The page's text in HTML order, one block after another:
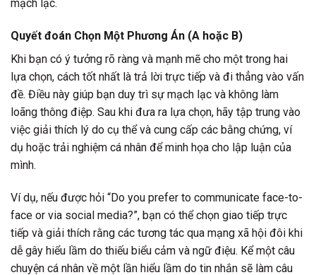
mạch lạc.
Quyết đoán Chọn Một Phương Án (A hoặc B)
Khi bạn có ý tưởng rõ ràng và mạnh mẽ cho một trong hai
lựa chọn, cách tốt nhất là trả lời trực tiếp và đi thẳng vào vấn
đề. Điều này giúp bạn duy trì sự mạch lạc và không làm
loãng thông điệp. Sau khi đưa ra lựa chọn, hãy tập trung vào
việc giải thích lý do cụ thể và cung cấp các bằng chứng, ví
dụ hoặc trải nghiệm cá nhân để minh họa cho lập luận của
mình.
Ví dụ, nếu được hỏi “Do you prefer to communicate face-to-
face or via social media?”, bạn có thể chọn giao tiếp trực
tiếp và giải thích rằng các tương tác qua mạng xã hội đôi khi
dễ gây hiểu lầm do thiếu biểu cảm và ngữ điệu. Kể một câu
chuyện cá nhân về một lần hiểu lầm do tin nhắn sẽ làm câu